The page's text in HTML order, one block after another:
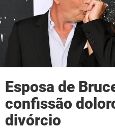
Esposa de
confissão
divórcio